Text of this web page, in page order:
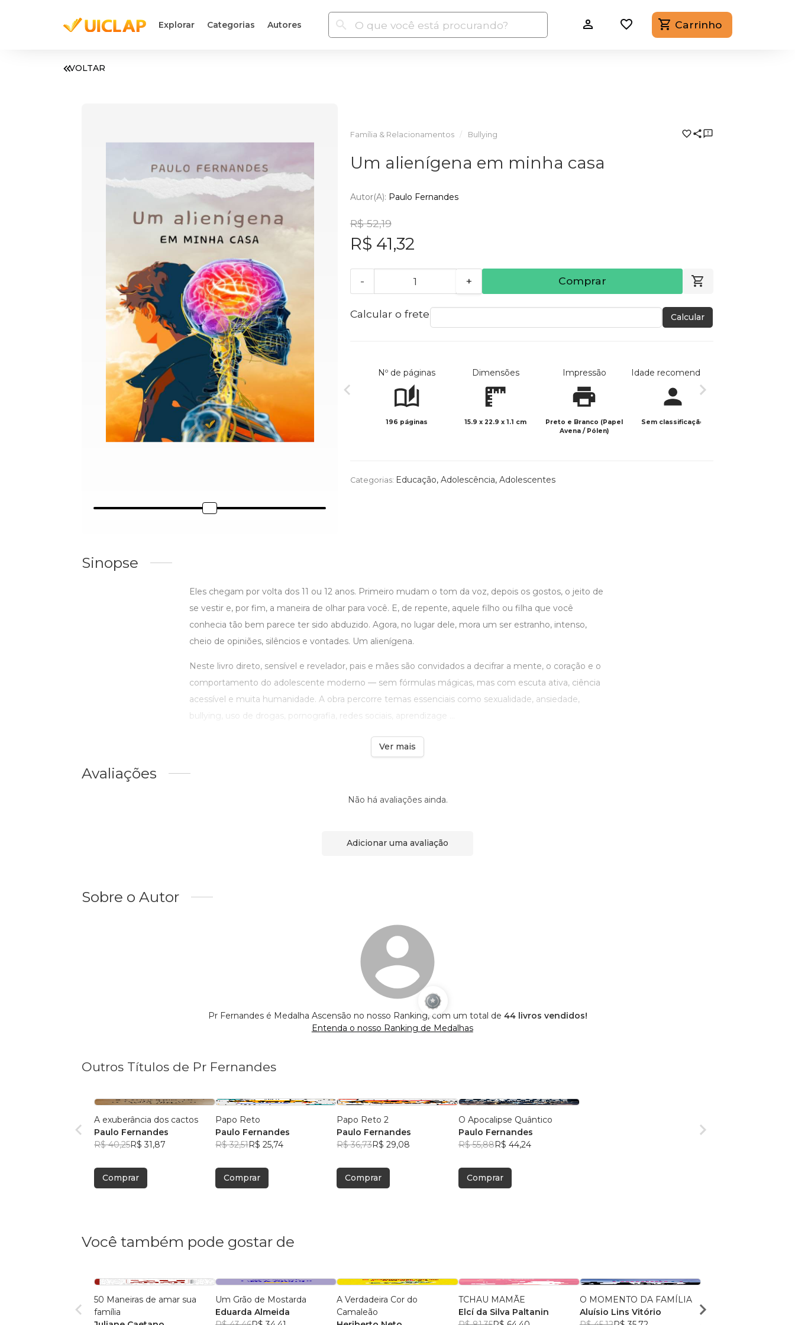
Explorar Categorias Autores Carrinho
VOLTAR
Família & Relacionamentos Bullying
Um alienígena em minha casa
Autor(a): Paulo Fernandes
R$ 52,19
R$ 41,32
- + Comprar
Calcular o frete Calcular
Nº de páginas
196 páginas
Dimensões
15.9 x 22.9 x 1.1 cm
Impressão
Preto e Branco (Papel
Avena / Pólen)
Idade recomendada
Sem classificação
Categorias: Educação, Adolescência, Adolescentes
Sinopse
Eles chegam por volta dos 11 ou 12 anos. Primeiro mudam o tom da voz, depois os gostos, o jeito de
se vestir e, por fim, a maneira de olhar para você. E, de repente, aquele filho ou filha que você
conhecia tão bem parece ter sido abduzido. Agora, no lugar dele, mora um ser estranho, intenso,
cheio de opiniões, silêncios e vontades. Um alienígena.
Neste livro direto, sensível e revelador, pais e mães são convidados a decifrar a mente, o coração e o
comportamento do adolescente moderno — sem fórmulas mágicas, mas com escuta ativa, ciência
acessível e muita humanidade. A obra percorre temas essenciais como sexualidade, ansiedade,
bullying, uso de drogas, pornografia, redes sociais, aprendizage ...
Ver mais
Avaliações
Não há avaliações ainda.
Adicionar uma avaliação
Sobre o Autor
Pr Fernandes é Medalha Ascensão no nosso Ranking, com um total de 44 livros vendidos!
Entenda o nosso Ranking de Medalhas
Outros Títulos de Pr Fernandes
A exuberância dos cactos
Paulo Fernandes
R$ 40,25R$ 31,87
Comprar
Papo Reto
Paulo Fernandes
R$ 32,51R$ 25,74
Comprar
Papo Reto 2
Paulo Fernandes
R$ 36,73R$ 29,08
Comprar
O Apocalipse Quântico
Paulo Fernandes
R$ 55,88R$ 44,24
Comprar
Você também pode gostar de
50 Maneiras de amar sua
família
Um Grão de Mostarda
Eduarda Almeida
A Verdadeira Cor do
Camaleão
TCHAU MAMÃE
Elcí da Silva Paltanin
O MOMENTO DA FAMÍLIA
Aluísio Lins Vitório
Nayara Pereira Assis